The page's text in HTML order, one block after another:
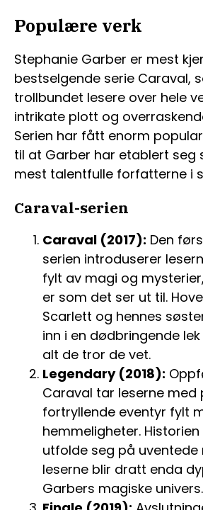
Populære verk
Stephanie Garber er mest
bestselgende serie Caraval,
trollbundet lesere over hele
intrikate plott og
Serien har fått enorm
til at Garber har etablert seg
mest talentfulle forfatterne i
Caraval-serien
Caraval (2017): Den
serien introduserer
fylt av magi og
er som det ser ut til.
Scarlett og hennes
inn i en dødbringende
alt de tror de vet.
Legendary (2018):
Caraval tar leserne med
fortryllende eventyr fylt
hemmeligheter.
utfolde seg på uventede
leserne blir dratt enda
Garbers magiske univers.